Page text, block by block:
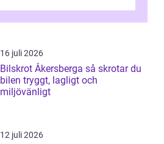
16 juli 2026
Bilskrot Åkersberga så skrotar du
bilen tryggt, lagligt och
miljövänligt
12 juli 2026